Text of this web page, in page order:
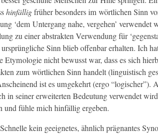
hin­fäl­ligfrüher beson­ders im wörtlichen Sinn
‘dem Unter­gang nahe, verge­hen’ ver­wen­det
zu ein­er abstrak­ten Ver­wen­dung für
ursprüngliche Sinn blieb offen­bar erhal­ten. Ich
Ety­molo­gie nicht bewusst war, dass es sich
zum wörtlichen Sinn han­delt (lin­guis­tisch
ist es umgekehrt (ergo “logis­ch­er”).
in sein­er erweit­erten Bedeu­tung ver­wen­det
und füh­le mich hin­fäl­lig ergeben.
kein geeignetes, ähn­lich präg­nantes